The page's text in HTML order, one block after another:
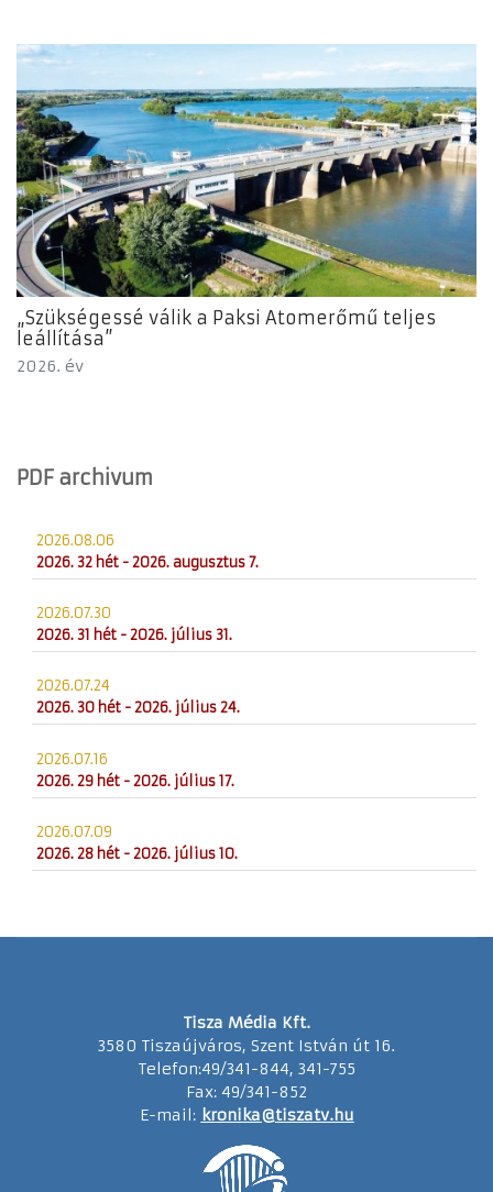
„Szükségessé válik a Paksi Atomerőmű teljes
leállítása”
2026. év
PDF archivum
2026.08.06
2026. 32 hét - 2026. augusztus 7.
2026.07.30
2026. 31 hét - 2026. július 31.
2026.07.24
2026. 30 hét - 2026. július 24.
2026.07.16
2026. 29 hét - 2026. július 17.
2026.07.09
2026. 28 hét - 2026. július 10.
Tisza Média Kft.
3580 Tiszaújváros, Szent István út 16.
Telefon:49/341-844, 341-755
Fax: 49/341-852
E-mail: kronika@tiszatv.hu